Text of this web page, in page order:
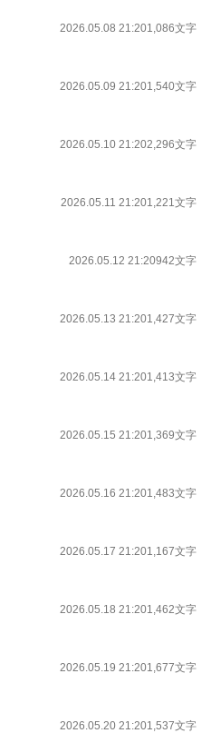
2026.05.08 21:201,086文字
2026.05.09 21:201,540文字
2026.05.10 21:202,296文字
2026.05.11 21:201,221文字
2026.05.12 21:20942文字
2026.05.13 21:201,427文字
2026.05.14 21:201,413文字
2026.05.15 21:201,369文字
2026.05.16 21:201,483文字
2026.05.17 21:201,167文字
2026.05.18 21:201,462文字
2026.05.19 21:201,677文字
2026.05.20 21:201,537文字